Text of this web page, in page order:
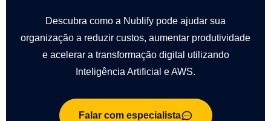
Descubra como a Nublify pode ajudar sua
organização a reduzir custos, aumentar produtividade
e acelerar a transformação digital utilizando
Inteligência Artificial e AWS.
Falar com especialista